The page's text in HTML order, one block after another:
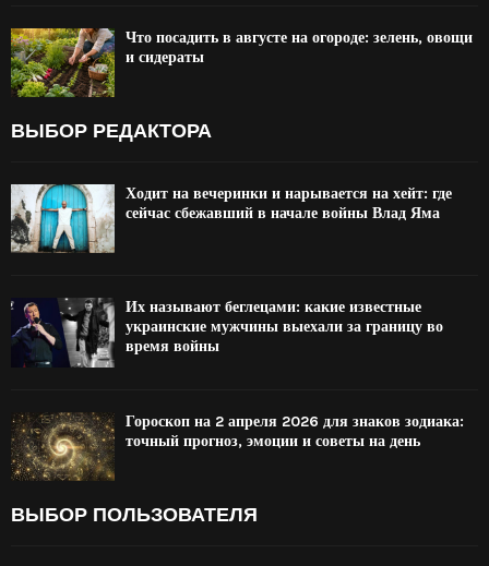
Что посадить в августе на огороде: зелень, овощи
и сидераты
ВЫБОР РЕДАКТОРА
Ходит на вечеринки и нарывается на хейт: где
сейчас сбежавший в начале войны Влад Яма
Их называют беглецами: какие известные
украинские мужчины выехали за границу во
время войны
Гороскоп на 2 апреля 2026 для знаков зодиака:
точный прогноз, эмоции и советы на день
ВЫБОР ПОЛЬЗОВАТЕЛЯ